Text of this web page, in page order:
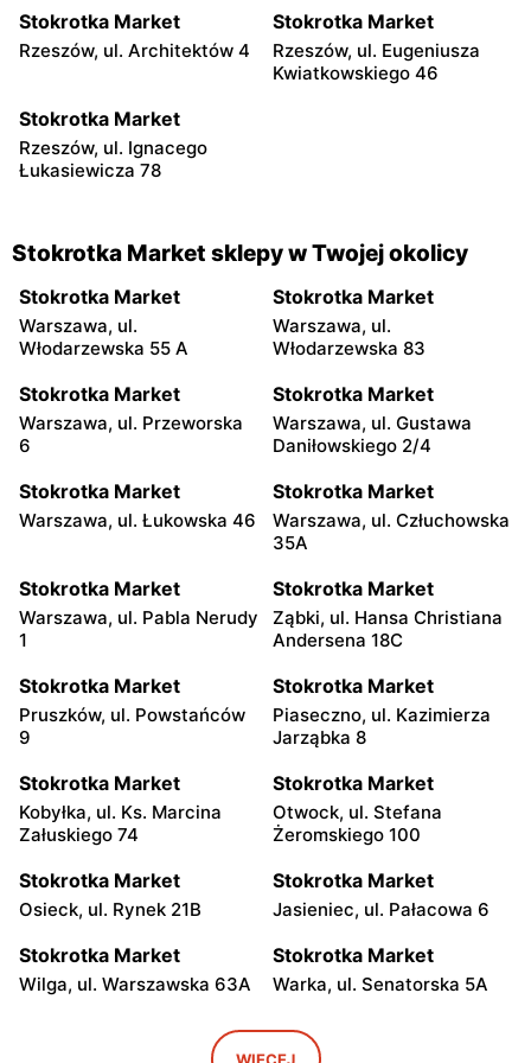
Stokrotka Market
Rzeszów, ul. Architektów 4
Stokrotka Market
Rzeszów, ul. Eugeniusza
Kwiatkowskiego 46
Stokrotka Market
Rzeszów, ul. Ignacego
Łukasiewicza 78
Stokrotka Market sklepy w Twojej okolicy
Stokrotka Market
Warszawa, ul.
Włodarzewska 55 A
Stokrotka Market
Warszawa, ul.
Włodarzewska 83
Stokrotka Market
Warszawa, ul. Przeworska
6
Stokrotka Market
Warszawa, ul. Gustawa
Daniłowskiego 2/4
Stokrotka Market
Warszawa, ul. Łukowska 46
Stokrotka Market
Warszawa, ul. Człuchowska
35A
Stokrotka Market
Warszawa, ul. Pabla Nerudy
1
Stokrotka Market
Ząbki, ul. Hansa Christiana
Andersena 18C
Stokrotka Market
Pruszków, ul. Powstańców
9
Stokrotka Market
Piaseczno, ul. Kazimierza
Jarząbka 8
Stokrotka Market
Kobyłka, ul. Ks. Marcina
Załuskiego 74
Stokrotka Market
Otwock, ul. Stefana
Żeromskiego 100
Stokrotka Market
Osieck, ul. Rynek 21B
Stokrotka Market
Jasieniec, ul. Pałacowa 6
Stokrotka Market
Wilga, ul. Warszawska 63A
Stokrotka Market
Warka, ul. Senatorska 5A
Błędów, ul. Sadurkowska 12
Stokrotka Market
Grabów nad Pilicą, ul.
WIĘCEJ